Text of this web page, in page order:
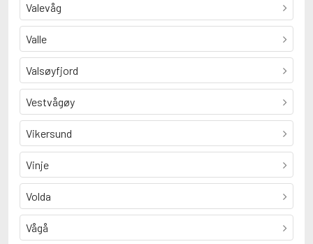
Valevåg
Valle
Valsøyfjord
Vestvågøy
Vikersund
Vinje
Volda
Vågå